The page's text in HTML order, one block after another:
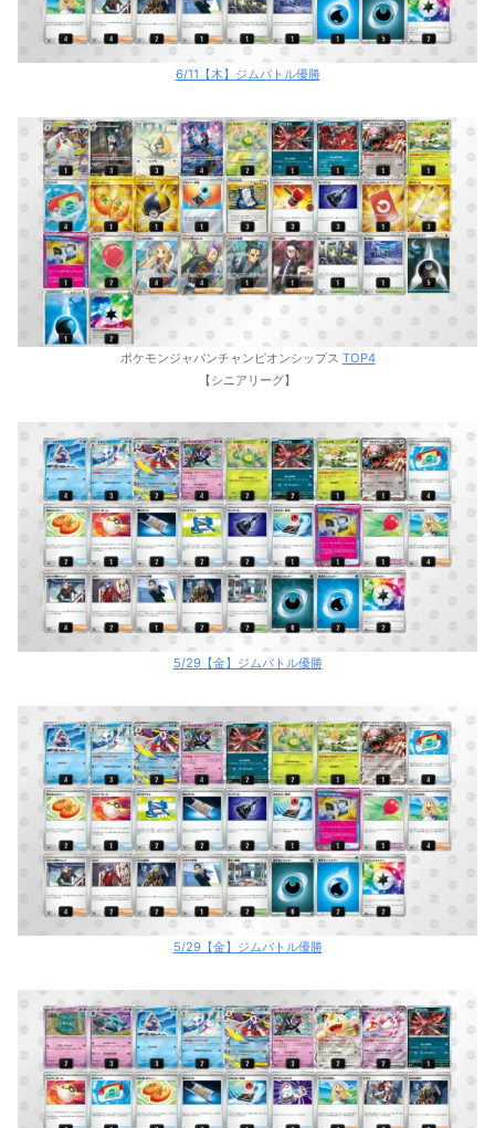
6/11【木】ジムバトル優勝
ポケモンジャパンチャンピオンシップス TOP4
【シニアリーグ】
5/29【金】ジムバトル優勝
5/29【金】ジムバトル優勝